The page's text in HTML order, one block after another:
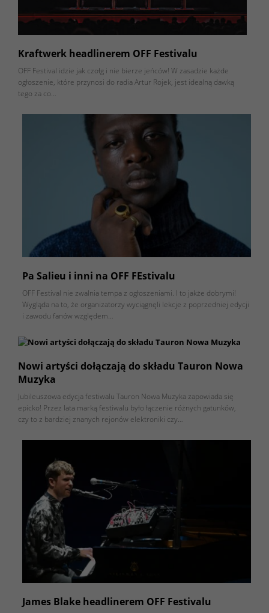
Kraftwerk headlinerem OFF Festivalu
OFF Festival idzie jak czołg i nie bierze jeńców! W zasadzie każde
ogłoszenie, które przynosi do radia Artur Rojek, jest idealną dawką
tego za co…
Pa Salieu i inni na OFF FEstivalu
OFF Festival nie zwalnia tempa z ogłoszeniami. I to jakże dobrymi!
Wygląda na to, że organizatorzy wyciągnęli lekcje z poprzedniej edycji
i zawodu fanów względem…
Nowi artyści dołączają do składu Tauron Nowa
Muzyka
Jubileuszowa edycja festiwalu Tauron Nowa Muzyka zapowiada się
epicko! Przez lata marką festiwalu było łączenie różnych gatunków,
czy to z bardziej znanych rejonów elektroniki czy…
James Blake headlinerem OFF Festivalu